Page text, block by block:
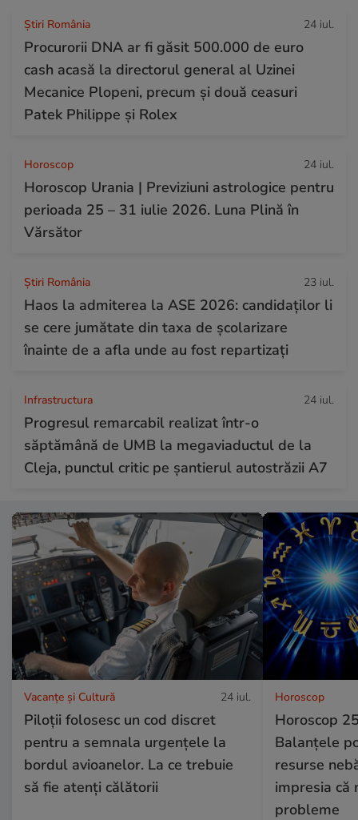
Știri România 24 iul.
Procurorii DNA ar fi găsit 500.000 de euro
cash acasă la directorul general al Uzinei
Mecanice Plopeni, precum și două ceasuri
Patek Philippe și Rolex
Horoscop 24 iul.
Horoscop Urania | Previziuni astrologice pentru
perioada 25 – 31 iulie 2026. Luna Plină în
Vărsător
Știri România 23 iul.
Haos la admiterea la ASE 2026: candidaților li
se cere jumătate din taxa de școlarizare
înainte de a afla unde au fost repartizați
Infrastructura 24 iul.
Progresul remarcabil realizat într-o
săptămână de UMB la megaviaductul de la
Cleja, punctul critic pe șantierul autostrăzii A7
Vacanțe și Cultură 24 iul.
Piloții folosesc un cod discret
pentru a semnala urgențele la
bordul avioanelor. La ce trebuie
să fie atenți călătorii
Horoscop
Horoscop
Balanțele
resurse
impresia că
probleme